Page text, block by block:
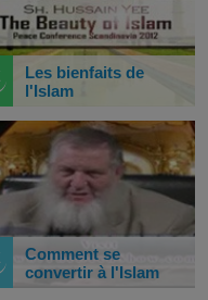
Les bienfaits de
l'Islam
Comment se
convertir à l'Islam